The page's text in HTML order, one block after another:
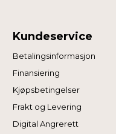
Kundeservice
Betalingsinformasjon
Finansiering
Kjøpsbetingelser
Frakt og Levering
Digital Angrerett